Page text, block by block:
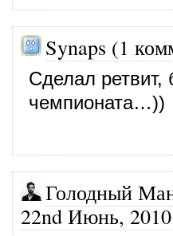
Synaps (1
Сделал ретвит,
чемпионата…))
Голодный
22nd Июнь, 2010